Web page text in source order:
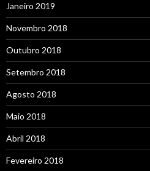
Janeiro 2019
Novembro 2018
Outubro 2018
Setembro 2018
Agosto 2018
Maio 2018
Abril 2018
Fevereiro 2018